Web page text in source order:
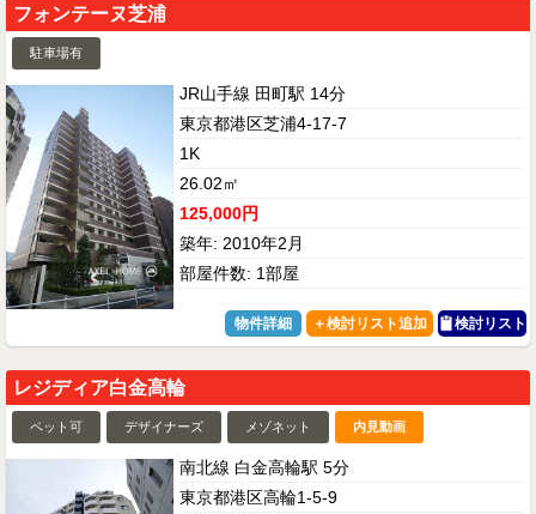
フォンテーヌ芝浦
駐車場有
JR山手線 田町駅 14分
東京都港区芝浦4-17-7
1K
26.02㎡
125,000円
築年: 2010年2月
部屋件数: 1部屋
物件詳細 検討リスト
レジディア白金高輪
ペット可 デザイナーズ メゾネット 内見動画
南北線 白金高輪駅 5分
東京都港区高輪1-5-9